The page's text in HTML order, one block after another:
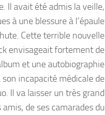
Il avait été admis la veille,
à une blessure à l’épaule
Cette terrible nouvelle
envisageait fortement de
et une autobiographie
incapacité médicale de
Il va laisser un très grand
de ses camarades du